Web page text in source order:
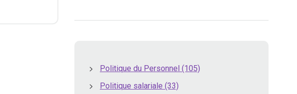
Politique du Personnel(105)
Politique salariale(33)